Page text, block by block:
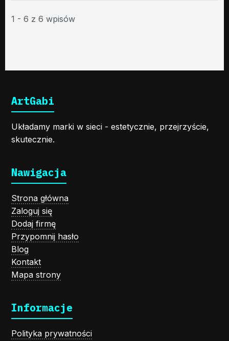
1 - 6 z 6 wpisów
ArtGabi
Układamy marki w sieci - estetycznie, przejrzyście,
skutecznie.
Nawigacja
Strona główna
Zaloguj się
Dodaj firmę
Przypomnij hasło
Blog
Kontakt
Mapa strony
Informacje
Polityka prywatności